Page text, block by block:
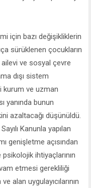
için bazı değişikliklerin
sürüklenen çocukların
ve sosyal çevre
dışı sistem
kurum ve uzman
yanında bunun
azaltacağı düşünüldü.
Kanunla yapılan
genişletme açısından
ihtiyaçlarının
etmesi gerekliliği
alan uygulayıcılarının